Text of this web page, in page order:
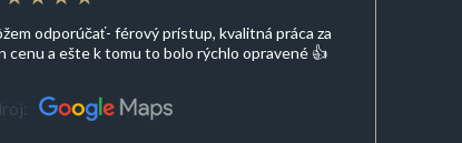
odporúčať- férový prístup, kvalitná práca za
cenu a ešte k tomu to bolo rýchlo opravené 👍